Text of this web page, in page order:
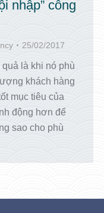
nhập” công
25/02/2017
là khi nó phù
khách hàng
mục tiêu của
động hơn để
sao cho phù